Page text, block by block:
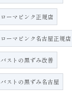
ローマピンク正規店
ローマピンク名古屋正規店
バストの黒ずみ改善
バストの黒ずみ名古屋